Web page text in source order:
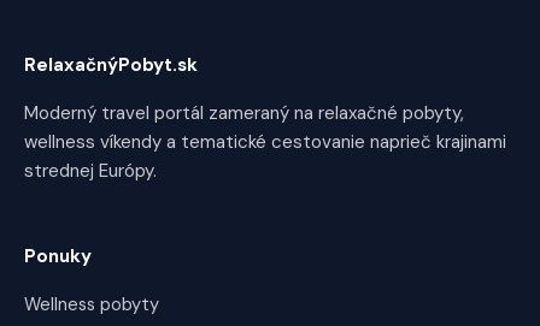
RelaxačnýPobyt.sk
Moderný travel portál zameraný na relaxačné pobyty,
wellness víkendy a tematické cestovanie naprieč krajinami
strednej Európy.
Ponuky
Wellness pobyty